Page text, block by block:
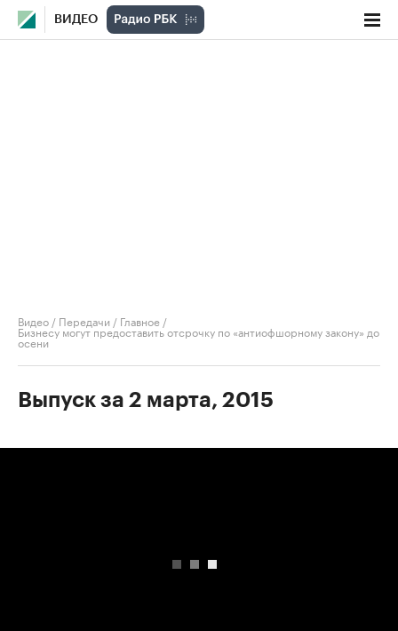
ВИДЕО
Видео / Передачи / Главное /
Бизнесу могут предоставить отсрочку по «антиофшорному закону» до
осени
Выпуск за 2 марта, 2015